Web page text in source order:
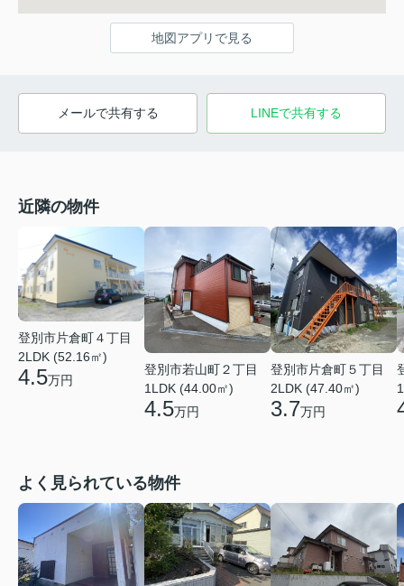
地図アプリで見る
メールで共有する LINEで共有する
近隣の物件
登別市片倉町４丁目
2LDK (52.16㎡)
4.5万円
登別市若山町２丁目
1LDK (44.00㎡)
4.5万円
登別市片倉町５丁目
2LDK (47.40㎡)
3.7万円
よく見られている物件